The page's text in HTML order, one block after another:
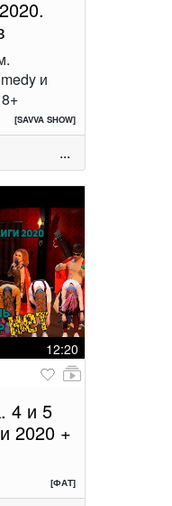
и
[SAVVA SHOW]
...
12:20
4 и 5
2020 +
[ФАТ]